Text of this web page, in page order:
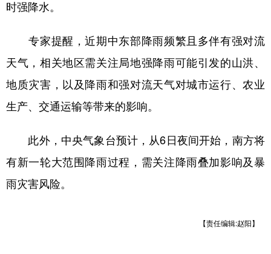
时强降水。
专家提醒，近期中东部降雨频繁且多伴有强对流
天气，相关地区需关注局地强降雨可能引发的山洪、
地质灾害，以及降雨和强对流天气对城市运行、农业
生产、交通运输等带来的影响。
此外，中央气象台预计，从6日夜间开始，南方将
有新一轮大范围降雨过程，需关注降雨叠加影响及暴
雨灾害风险。
【责任编辑:赵阳】